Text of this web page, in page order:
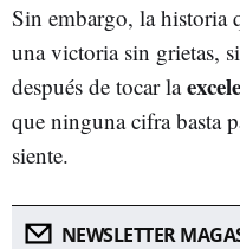
Sin embargo, la historia
una victoria sin grietas,
después de tocar la
que ninguna cifra basta
siente.
NEWSLETTER